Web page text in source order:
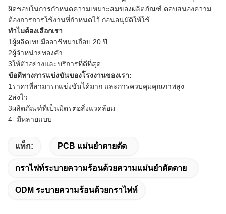
ผิดชอบในการกําหนดความเหมาะสมของผลิตภัณฑ์ ตอบสนองความ
ต้องการการใช้งานที่กําหนดไว้ ก่อนอนุมัติให้ใช้.
ทําไมต้องเลือกเรา
1ผู้ผลิตเทปมืออาชีพมาเกือบ 20 ปี
2ผู้จําหน่ายทองคํา
3ให้ตัวอย่างและบริการที่ดีที่สุด
ข้อดีทางการแข่งขันของโรงงานของเรา:
1ราคาที่สามารถแข่งขันได้มาก และการควบคุมคุณภาพสูง
2ส่งไว
3ผลิตภัณฑ์ที่เป็นมิตรต่อสิ่งแวดล้อม
4- มีหลายแบบ
แท็ก: PCB แม่นยำตายตัด
กราไฟท์ระบายความร้อนด้วยความแม่นยำตัดตาย
ODM ระบายความร้อนด้วยกราไฟท์